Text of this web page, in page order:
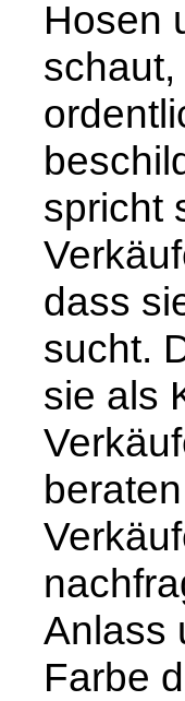
Hosen
spricht
dass
sucht.
sie als
Anlass
Farbe